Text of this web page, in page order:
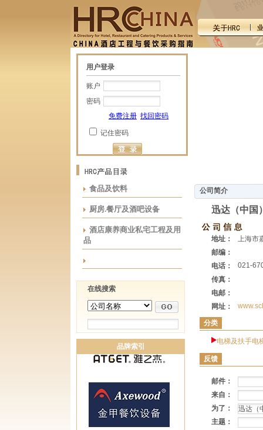
用户登录
账户
密码
免费注册 找回密码
记住密码
食品及饮料
厨房.餐厅及酒吧设备
酒店康养商业私宅工程及用
品
在线搜索
品牌索引
公司简介
迅达（中国
地址：
上海市
邮编：
电话：
021-
传真：
电邮：
网址：
分类
电梯及扶手电
反馈
邮件：
来自：
为了：
主题：